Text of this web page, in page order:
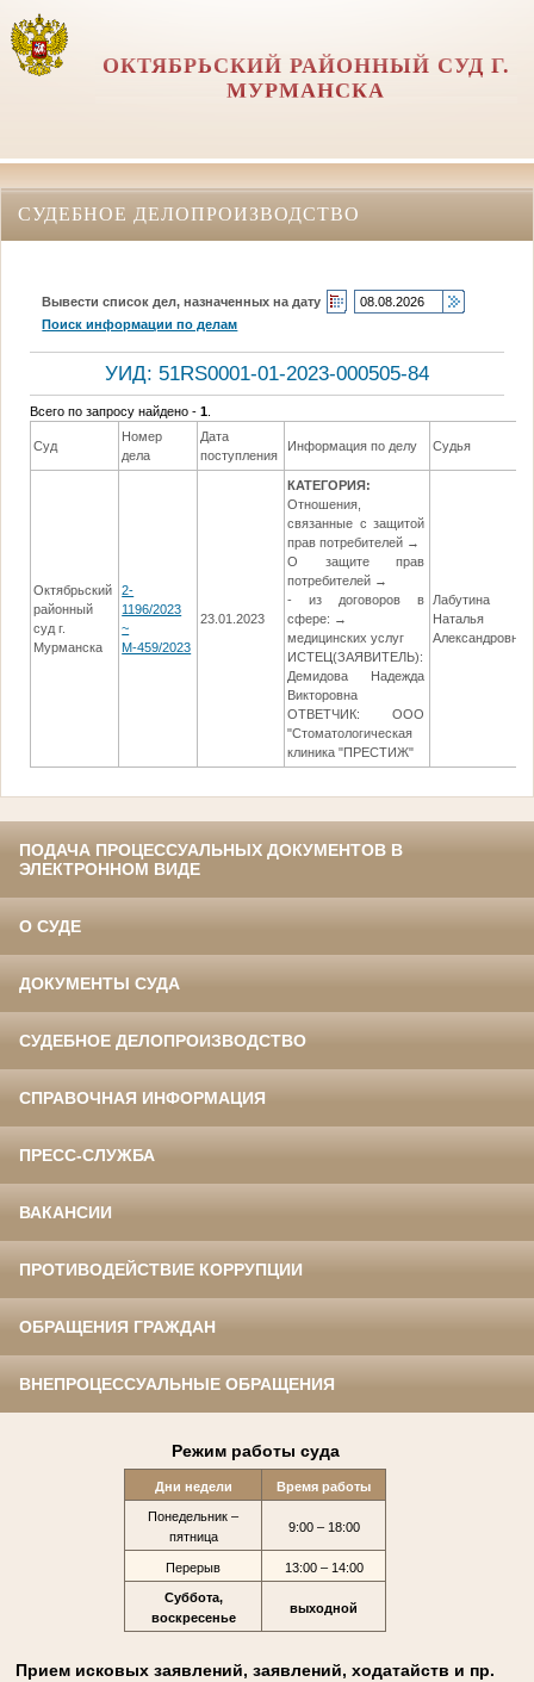
ОКТЯБРЬСКИЙ РАЙОННЫЙ СУД Г.
МУРМАНСКА
СУДЕБНОЕ ДЕЛОПРОИЗВОДСТВО
Вывести список дел, назначенных на дату
Поиск информации по делам
УИД: 51RS0001-01-2023-000505-84
Всего по запросу найдено -1
Суд
Номер
дела
Дата
поступления
Информация по делу Судья
Октябрьский
районный
суд г.
Мурманска
2-
1196/2023
~
М-459/2023
23.01.2023
КАТЕГОРИЯ:
Отношения,
связанные с защитой
прав потребителей →
О защите прав
потребителей →
- из договоров в
сфере: →
медицинских услуг
ИСТЕЦ(ЗАЯВИТЕЛЬ):
Демидова Надежда
Викторовна
ОТВЕТЧИК: ООО
"Стоматологическая
клиника "ПРЕСТИЖ"
Лабутина
Наталья
Александровна
ПОДАЧА ПРОЦЕССУАЛЬНЫХ ДОКУМЕНТОВ В
ЭЛЕКТРОННОМ ВИДЕ
О СУДЕ
ДОКУМЕНТЫ СУДА
СУДЕБНОЕ ДЕЛОПРОИЗВОДСТВО
СПРАВОЧНАЯ ИНФОРМАЦИЯ
ПРЕСС-СЛУЖБА
ВАКАНСИИ
ПРОТИВОДЕЙСТВИЕ КОРРУПЦИИ
ОБРАЩЕНИЯ ГРАЖДАН
ВНЕПРОЦЕССУАЛЬНЫЕ ОБРАЩЕНИЯ
Режим работы суда
Дни недели Время работы
Понедельник –
пятница
9:00 – 18:00
Перерыв 13:00 – 14:00
Суббота,
воскресенье
выходной
Прием исковых заявлений, заявлений, ходатайств и пр.